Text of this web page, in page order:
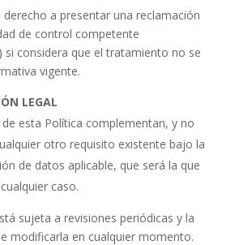
a presentar una reclamación
de control competente
) si considera que el tratamiento no se
vigente.
LEGAL
esta Política complementan, y no
otro requisito existente bajo la
de datos aplicable, que será la que
caso.
sujeta a revisiones periódicas y la
modificarla en cualquier momento.